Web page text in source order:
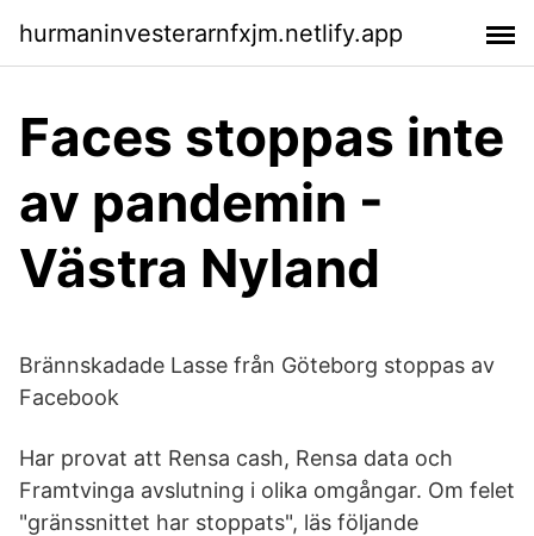
hurmaninvesterarnfxjm.netlify.app
Faces stoppas inte
av pandemin -
Västra Nyland
Brännskadade Lasse från Göteborg stoppas av
Facebook
Har provat att Rensa cash, Rensa data och
Framtvinga avslutning i olika omgångar. Om felet
"gränssnittet har stoppats", läs följande